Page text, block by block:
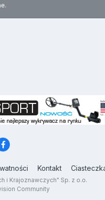
Kontakt
i Krajoznawczych" Sp. z o.o.
Community